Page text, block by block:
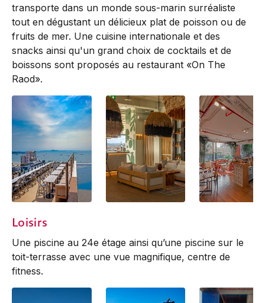
transporte dans un monde sous-marin surréaliste
tout en dégustant un délicieux plat de poisson ou de
fruits de mer. Une cuisine internationale et des
snacks ainsi qu'un grand choix de cocktails et de
boissons sont proposés au restaurant «On The
Raod».
Loisirs
Une piscine au 24e étage ainsi qu’une piscine sur le
toit-terrasse avec une vue magnifique, centre de
fitness.